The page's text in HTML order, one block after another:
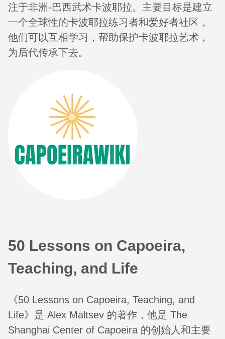
注于非洲-巴西武术卡波耶拉。主要目标是建立
一个全球性的卡波耶拉练习者和爱好者社区，
他们可以互相学习，帮助保护卡波耶拉艺术，
为后代传承下去。
50 Lessons on Capoeira,
Teaching, and Life
《50 Lessons on Capoeira, Teaching, and
Life》是 Alex Maltsev 的著作，他是 The
Shanghai Center of Capoeira 的创始人和主要